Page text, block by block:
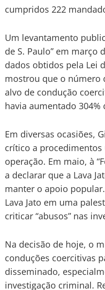
cumpridos 222
Um levantamento
de S. Paulo” em março
dados obtidos pela Lei
mostrou que o número
alvo de condução
havia aumentado 304%
Em diversas ocasiões,
crítico a
operação. Em maio, à
a declarar que a Lava
manter o apoio
Lava Jato em uma
criticar “abusos” nas
Na decisão de hoje, o
conduções coercitivas
disseminado,
investigação criminal.